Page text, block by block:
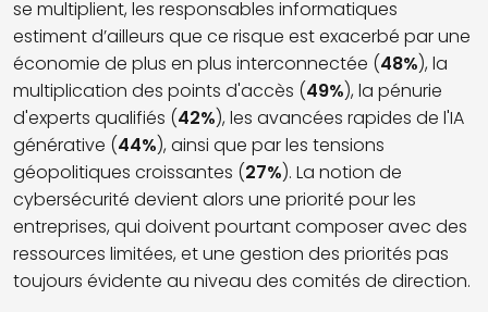
se multiplient, les responsables informatiques
estiment d’ailleurs que ce risque est exacerbé par une
économie de plus en plus interconnectée (48%), la
multiplication des points d'accès (49%), la pénurie
d'experts qualifiés (42%), les avancées rapides de l'IA
générative (44%), ainsi que par les tensions
géopolitiques croissantes (27%). La notion de
cybersécurité devient alors une priorité pour les
entreprises, qui doivent pourtant composer avec des
ressources limitées, et une gestion des priorités pas
toujours évidente au niveau des comités de direction.